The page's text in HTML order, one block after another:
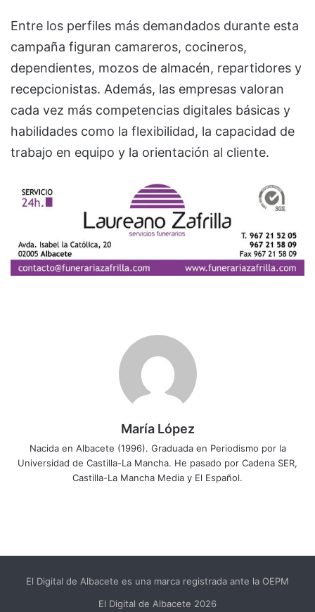
Entre los perfiles más demandados durante esta
campaña figuran camareros, cocineros,
dependientes, mozos de almacén, repartidores y
recepcionistas. Además, las empresas valoran
cada vez más competencias digitales básicas y
habilidades como la flexibilidad, la capacidad de
trabajo en equipo y la orientación al cliente.
María López
Nacida en Albacete (1996). Graduada en Periodismo por la
Universidad de Castilla-La Mancha. He pasado por Cadena SER,
Castilla-La Mancha Media y El Español.
El Digital de Albacete es una marca registrada ante la OEPM
El Digital de Albacete 2026